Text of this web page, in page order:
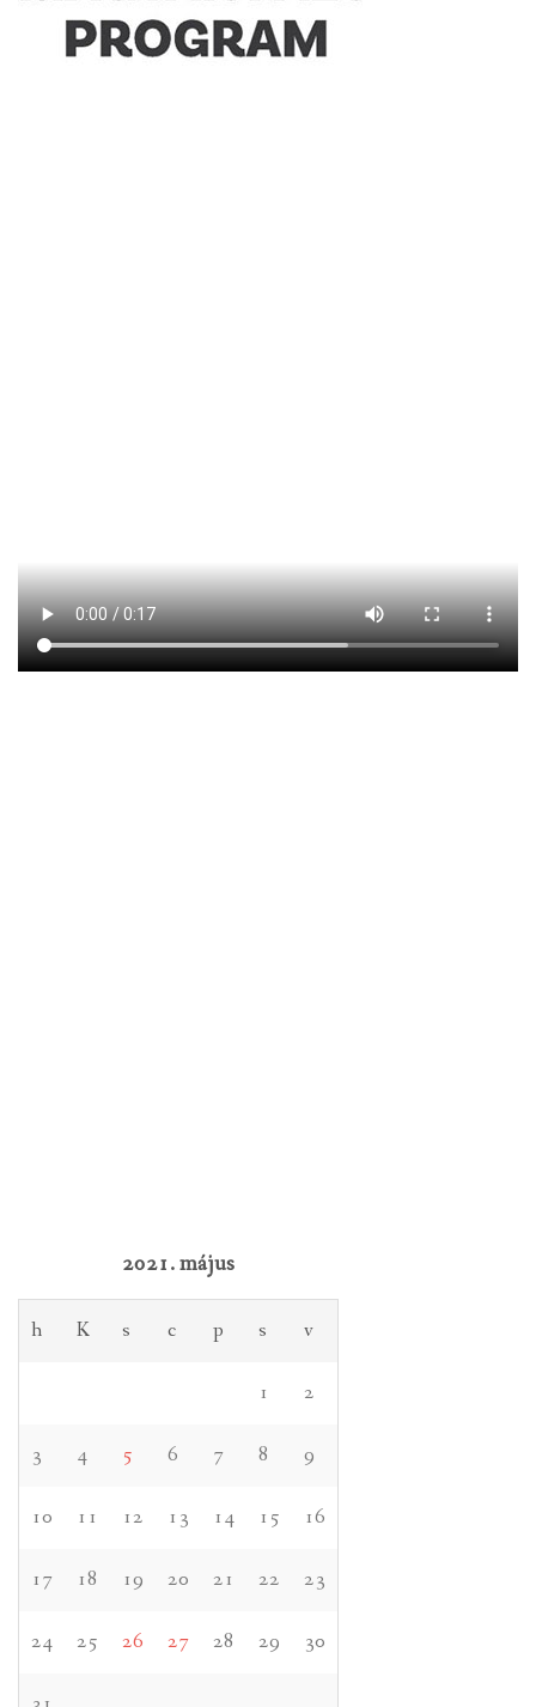
2021. május
h K s c p s v
1 2
3 4 5 6 7 8 9
10 11 12 13 14 15 16
17 18 19 20 21 22 23
24 25 26 27 28 29 30